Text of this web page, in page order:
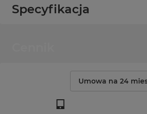
Specyfikacja
Umowa na 24